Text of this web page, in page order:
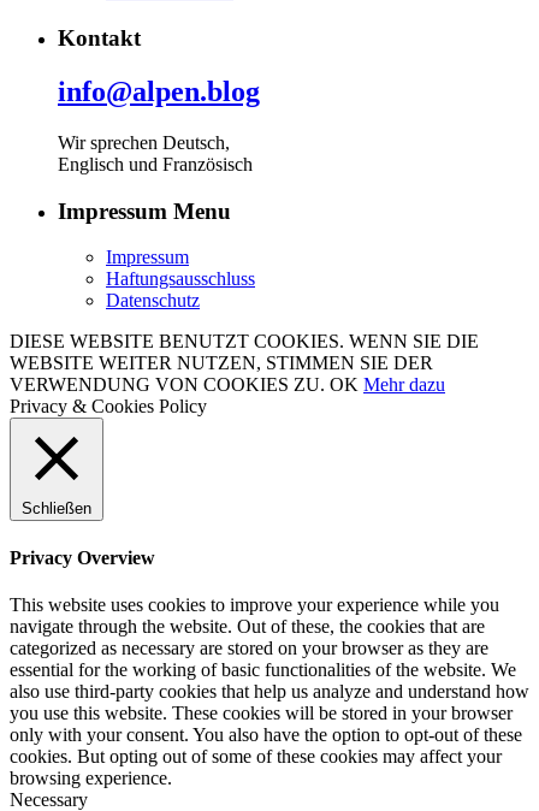
Kontakt
info@alpen.blog
Wir sprechen Deutsch,
Englisch und Französisch
Impressum Menu
Impressum
Haftungsausschluss
Datenschutz
DIESE WEBSITE BENUTZT COOKIES. WENN SIE DIE
WEBSITE WEITER NUTZEN, STIMMEN SIE DER
VERWENDUNG VON COOKIES ZU. OK Mehr dazu
Privacy & Cookies Policy
Schließen
Privacy Overview
This website uses cookies to improve your experience while you
navigate through the website. Out of these, the cookies that are
categorized as necessary are stored on your browser as they are
essential for the working of basic functionalities of the website. We
also use third-party cookies that help us analyze and understand how
you use this website. These cookies will be stored in your browser
only with your consent. You also have the option to opt-out of these
cookies. But opting out of some of these cookies may affect your
browsing experience.
Necessary